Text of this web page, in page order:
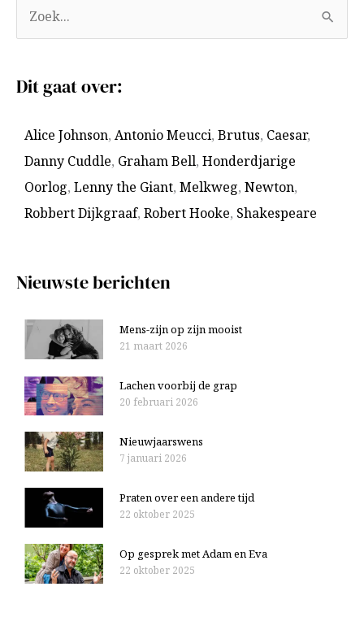
o
k
Dit gaat over:
Alice Johnson, Antonio Meucci, Brutus, Caesar,
Danny Cuddle, Graham Bell, Honderdjarige
Oorlog, Lenny the Giant, Melkweg, Newton,
Robbert Dijkgraaf, Robert Hooke, Shakespeare
Nieuwste berichten
Mens-zijn op zijn mooist
21 maart 2026
Lachen voorbij de grap
20 februari 2026
Nieuwjaarswens
7 januari 2026
Praten over een andere tijd
22 oktober 2025
Op gesprek met Adam en Eva
22 oktober 2025
r
h